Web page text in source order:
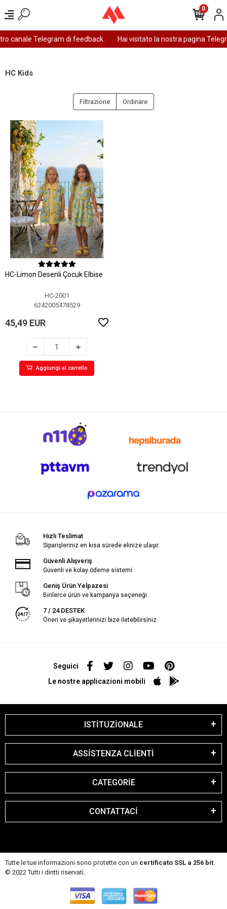
canale Telegram di feedback. Hai visitato la nostra pagina
0
HC Kids
Filtrazione Ordinare
HC-Limon Desenli Çocuk Elbise
HC-2001
6242005478529
45,49 EUR
Aggiungi al carrello
Hızlı Teslimat
Siparişleriniz en kısa sürede elinize ulaşır.
Güvenli Alışveriş
Güvenli ve kolay ödeme sistemi
Geniş Ürün Yelpazesi
Binlerce ürün ve kampanya seçeneği
7 / 24 DESTEK
Öneri ve şikayetlerinizi bize iletebilirsiniz.
Seguici
Le nostre applicazioni mobili
ISTİTUZİONALE
ASSİSTENZA CLİENTİ
CATEGORİE
CONTATTACİ
Tutte le tue informazioni sono protette con un certificato SSL a 256 bit.
© 2022 Tutti i diritti riservati.